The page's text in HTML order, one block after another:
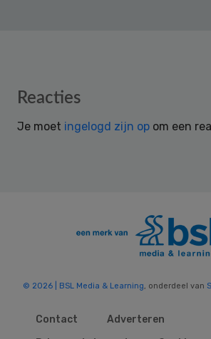
Reader
Reacties
Je moet ingelogd zijn op om een
© 2026 | BSL Media & Learning, onderdeel van
Contact
Adverteren